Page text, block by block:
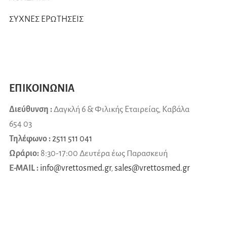
ΣΥΧΝΕΣ ΕΡΩΤΗΣΕΙΣ
ΕΠΙΚΟΙΝΩΝΙΑ
Διεύθυνση :Δαγκλή 6 & Φιλικής Εταιρείας, Καβάλα
654 03
Τηλέφωνο :2511 511 041
Ωράριο: 8:30-17:00 Δευτέρα έως Παρασκευή
E-MAIL : info@vrettosmed.gr, sales@vrettosmed.gr